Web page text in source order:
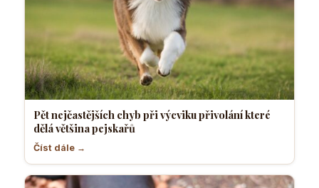
Pět nejčastějších chyb při výcviku přivolání které
dělá většina pejskařů
Číst dále →